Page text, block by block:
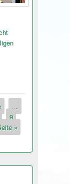
…
9
»